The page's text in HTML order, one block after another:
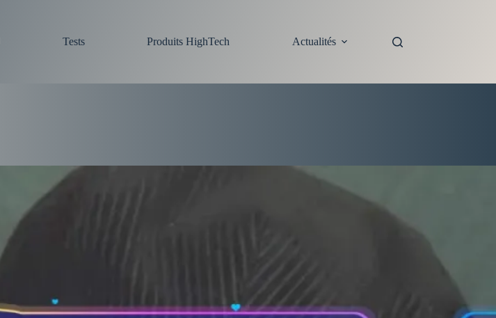
Tests Produits HighTech Actualités